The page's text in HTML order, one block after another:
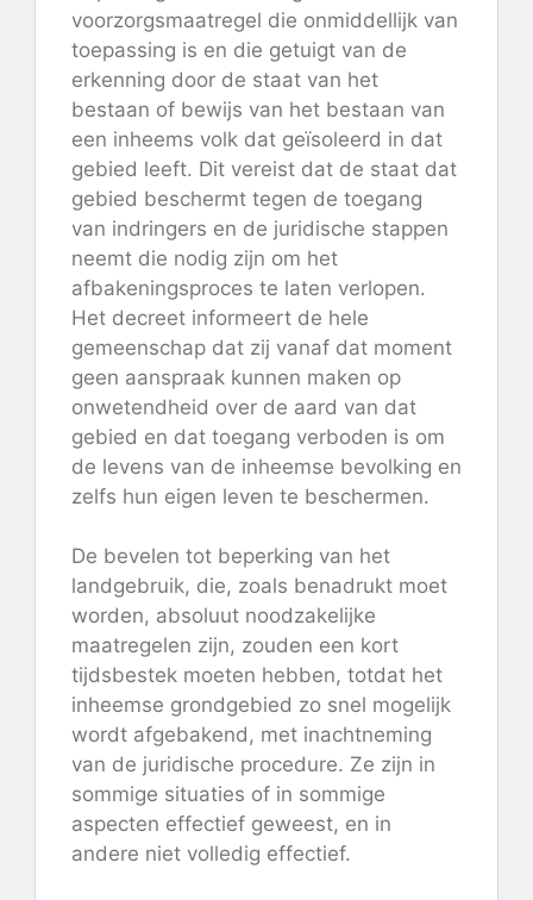
voorzorgsmaatregel die onmiddellijk van
toepassing is en die getuigt van de
erkenning door de staat van het
bestaan ​​of bewijs van het bestaan ​​van
een inheems volk dat geïsoleerd in dat
gebied leeft. Dit vereist dat de staat dat
gebied beschermt tegen de toegang
van indringers en de juridische stappen
neemt die nodig zijn om het
afbakeningsproces te laten verlopen.
Het decreet informeert de hele
gemeenschap dat zij vanaf dat moment
geen aanspraak kunnen maken op
onwetendheid over de aard van dat
gebied en dat toegang verboden is om
de levens van de inheemse bevolking en
zelfs hun eigen leven te beschermen.
De bevelen tot beperking van het
landgebruik, die, zoals benadrukt moet
worden, absoluut noodzakelijke
maatregelen zijn, zouden een kort
tijdsbestek moeten hebben, totdat het
inheemse grondgebied zo snel mogelijk
wordt afgebakend, met inachtneming
van de juridische procedure. Ze zijn in
sommige situaties of in sommige
aspecten effectief geweest, en in
andere niet volledig effectief.